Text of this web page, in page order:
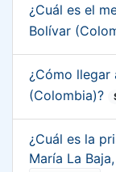
¿Cuál es el
Bolívar
¿Cómo llegar
(Colombia)?
¿Cuál es la
María La